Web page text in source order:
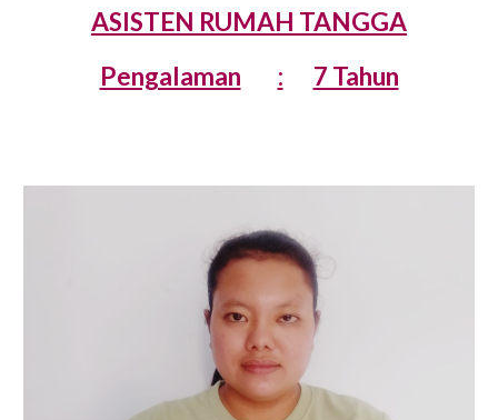
ASISTEN RUMAH TANGGA
Pengalaman
: 7 Tahun